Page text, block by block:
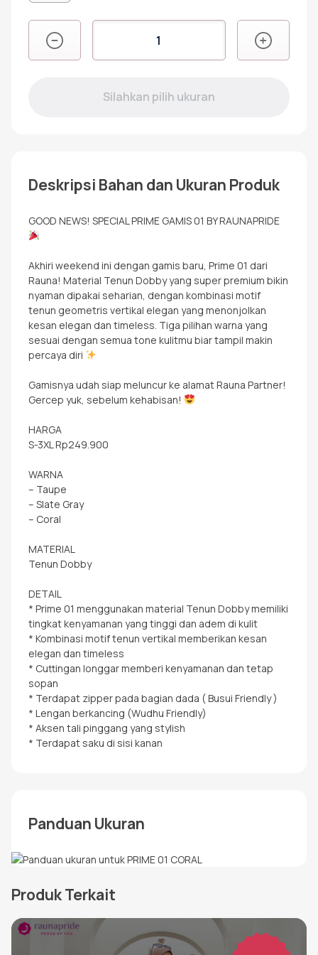
PRIME
Deskripsi Bahan dan Ukuran Produk
GOOD NEWS! SPECIAL PRIME GAMIS 01 BY RAUNAPRIDE
Akhiri weekend ini dengan gamis baru, Prime 01 dari
Rauna! Material Tenun Dobby yang super premium bikin
nyaman dipakai seharian, dengan kombinasi motif
tenun geometris vertikal elegan yang menonjolkan
kesan elegan dan timeless. Tiga pilihan warna yang
sesuai dengan semua tone kulitmu biar tampil makin
percaya diri
Gamisnya udah siap meluncur ke alamat Rauna Partner!
Gercep yuk, sebelum kehabisan!
HARGA
S-3XL Rp249.900
WARNA
– Taupe
– Slate Gray
– Coral
MATERIAL
Tenun Dobby
DETAIL
* Prime 01 menggunakan material Tenun Dobby memiliki
tingkat kenyamanan yang tinggi dan adem di kulit
* Kombinasi motif tenun vertikal memberikan kesan
elegan dan timeless
* Cuttingan longgar memberi kenyamanan dan tetap
sopan
* ⁠Terdapat zipper pada bagian dada ( Busui Friendly )
* ⁠Lengan berkancing (Wudhu Friendly)
* ⁠Aksen tali pinggang yang stylish
* Terdapat saku di sisi kanan
Panduan Ukuran
Produk Terkait